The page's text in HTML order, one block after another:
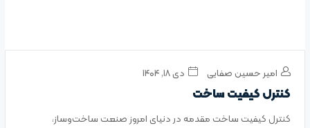
امیر حسین صفایی دی ۱۸, ۱۴۰۴
کنترل کیفیت ساخت
کنترل کیفیت ساخت مقدمه در دنیای امروز صنعت ساخت‌وساز،